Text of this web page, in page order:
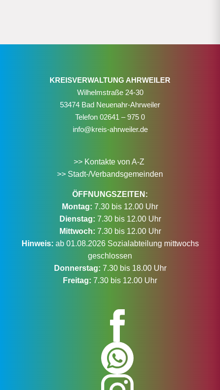
KREISVERWALTUNG AHRWEILER
Wilhelmstraße 24-30
53474 Bad Neuenahr-Ahrweiler
Telefon 02641 – 975 0
info@kreis-ahrweiler.de
>> Kontakte von A-Z
>> Stadt-/Verbandsgemeinden
ÖFFNUNGSZEITEN:
Montag: 7.30 bis 12.00 Uhr
Dienstag: 7.30 bis 12.00 Uhr
Mittwoch: 7.30 bis 12.00 Uhr
Hinweis: ab 01.08.2026 Sozialabteilung mittwochs
geschlossen
Donnerstag: 7.30 bis 18.00 Uhr
Freitag: 7.30 bis 12.00 Uhr